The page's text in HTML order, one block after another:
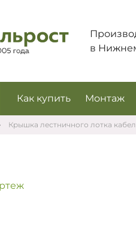
в
Как купить Монтаж
Крышка лестничного лотка